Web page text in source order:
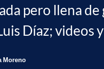
pero llena
Díaz; videos
Moreno